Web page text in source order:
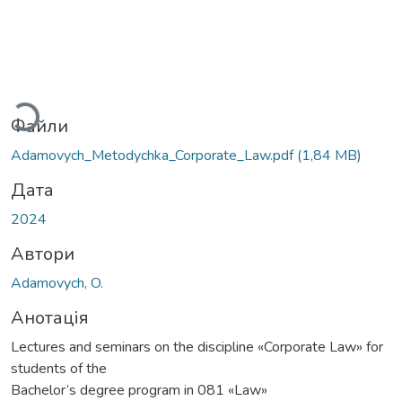
Файли
Adamovych_Metodychka_Corporate_Law.pdf(1,84 MB)
Дата
2024
Автори
Adamovych, O.
Анотація
Lectures and seminars on the discipline «Corporate Law» for
students of the
Bachelor’s degree program in 081 «Law»